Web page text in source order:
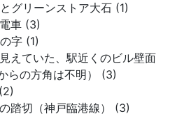
グリーンストア大石 (1)
車 (3)
字 (1)
えていた、駅近くのビル壁面
らの方角は不明） (3)
踏切（神戸臨港線） (3)